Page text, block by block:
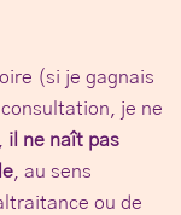
(si je gagnais
je ne
il ne naît pas
, au sens
ou de